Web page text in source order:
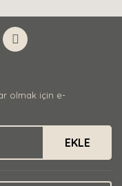
olmak için e-
EKLE